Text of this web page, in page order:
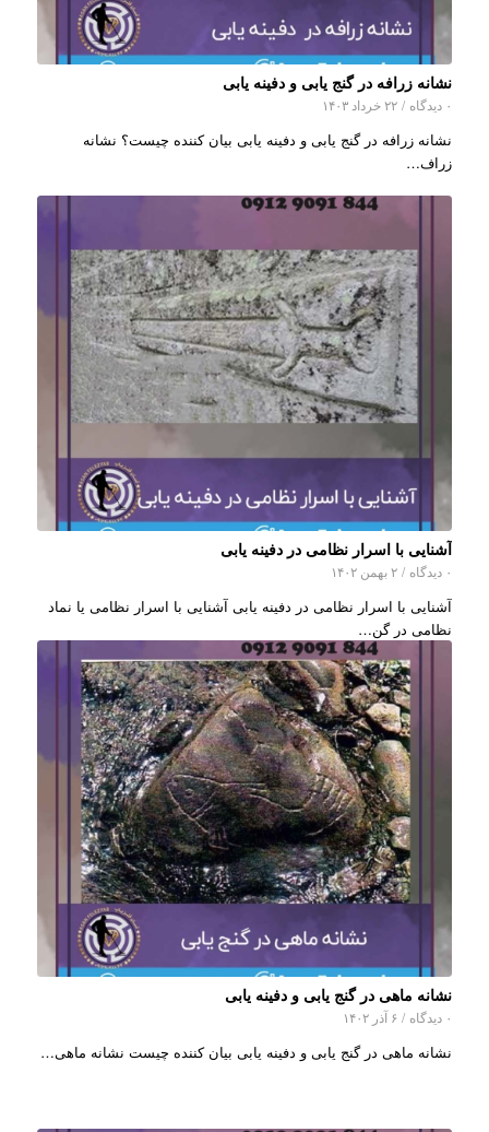
نشانه زرافه در گنج یابی و دفینه یابی
۰ دیدگاه / ۲۲ خرداد ۱۴۰۳
نشانه زرافه در گنج یابی و دفینه یابی بیان کننده چیست؟ نشانه
زراف…
آشنایی با اسرار نظامی در دفینه یابی
۰ دیدگاه / ۲ بهمن ۱۴۰۲
آشنایی با اسرار نظامی در دفینه یابی آشنایی با اسرار نظامی یا نماد
نظامی در گن…
نشانه ماهی در گنج یابی و دفینه یابی
۰ دیدگاه / ۶ آذر ۱۴۰۲
نشانه ماهی در گنج یابی و دفینه یابی بیان کننده چیست نشانه ماهی…